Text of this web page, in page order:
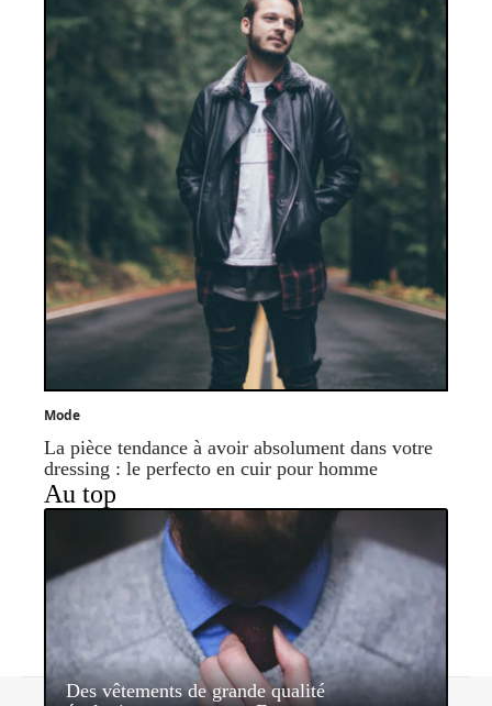
Mode
La pièce tendance à avoir absolument dans votre
dressing : le perfecto en cuir pour homme
Au top
Des vêtements de grande qualité